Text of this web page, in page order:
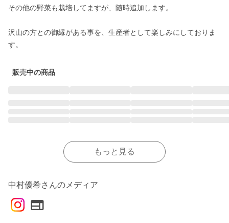
その他の野菜も栽培してますが、随時追加します。
沢山の方との御縁がある事を、生産者として楽しみにしておりま
す。
販売中の商品
もっと見る
中村優希さんのメディア